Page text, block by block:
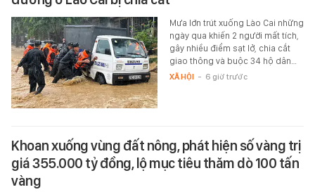
Mưa lớn trút xuống Lào Cai những
ngày qua khiến 2 người mất tích,
gây nhiều điểm sạt lở, chia cắt
giao thông và buộc 34 hộ dân…
XÃ HỘI - 6 giờ trước
Khoan xuống vùng đất nông, phát hiện số vàng trị
giá 355.000 tỷ đồng, lộ mục tiêu thăm dò 100 tấn
vàng